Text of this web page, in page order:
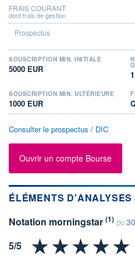
FRAIS COURANT
dont frais de gestion
SOUSCRIPTION MIN. INITIALE
5000 EUR
SOUSCRIPTION MIN. ULTÉRIEURE
1000 EUR
Consulter le prospectus / DIC
Ouvrir un compte Bourse
ÉLÉMENTS D'ANALYSES
Notation morningstar (1) DU